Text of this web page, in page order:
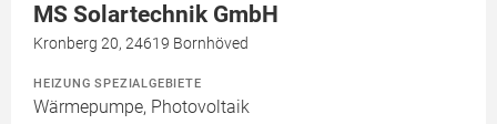
MS Solartechnik GmbH
Kronberg 20, 24619 Bornhöved
HEIZUNG SPEZIALGEBIETE
Wärmepumpe, Photovoltaik